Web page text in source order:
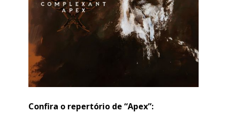
Confira o repertório de “Apex”: